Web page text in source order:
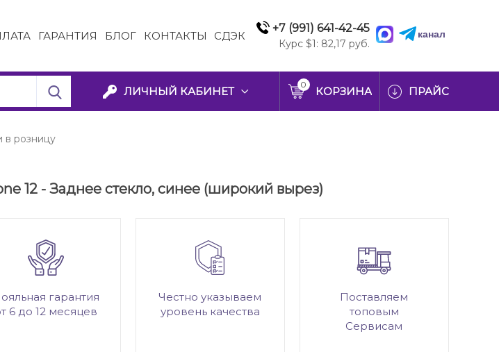
ГАРАНТИЯ БЛОГ КОНТАКТЫ СДЭК
+7 (991) 641-42-45
Курс $1: 82,17 руб.
канал
ЛИЧНЫЙ КАБИНЕТ
0
КОРЗИНА ПРАЙС
в розницу
12 - Заднее стекло, синее (широкий вырез)
гарантия
6 до 12 месяцев
Честно указываем
уровень качества
Поставляем
топовым
Сервисам